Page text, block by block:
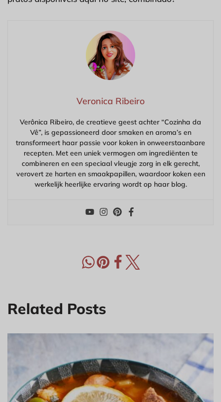
Veronica Ribeiro
Verônica Ribeiro, de creatieve geest achter “Cozinha da
Vê”, is gepassioneerd door smaken en aroma’s en
transformeert haar passie voor koken in onweerstaanbare
recepten. Met een uniek vermogen om ingrediënten te
combineren en een speciaal vleugje zorg in elk gerecht,
verovert ze harten en smaakpapillen, waardoor koken een
werkelijk heerlijke ervaring wordt op haar blog.
Related Posts